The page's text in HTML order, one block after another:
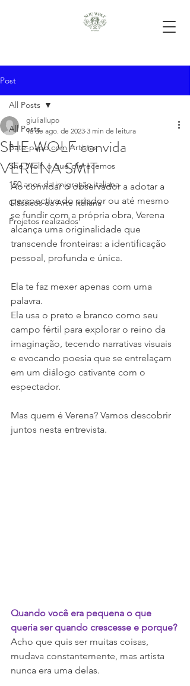
Post
All Posts
Bate-papo com Artistas
She Wolf: o que oferecemos
150 anos da imigração italiana
Clássicos da Arte Italiana
Projetos realizados
All Posts
SHE WOLF convida
VERENA SMIT
giuliallupo
16 de ago. de 2023 3 min de leitura
Ao convidar o observador a adotar a
perspectiva do criador ou até mesmo
se fundir com a própria obra, Verena
alcança uma originalidade que
transcende fronteiras: a identificação
pessoal, profunda e única.
Ela te faz mexer apenas com uma
palavra.
Ela usa o preto e branco como seu
campo fértil para explorar o reino da
imaginação, tecendo narrativas visuais
e evocando poesia que se entrelaçam
em um diálogo cativante com o
espectador.
Mas quem é Verena? Vamos descobrir
juntos nesta entrevista.
Quando você era pequena o que
queria ser quando crescesse e porque?
Acho que quis ser muitas coisas,
mudava constantemente, mas artista
nunca era uma delas.